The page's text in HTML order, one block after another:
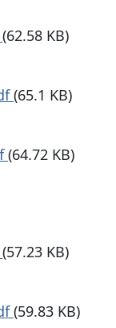
(62.58 KB)
(65.1 KB)
(64.72 KB)
(57.23 KB)
(59.83 KB)